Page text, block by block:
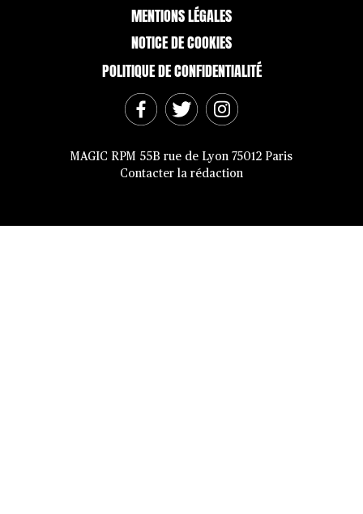
MENTIONS LÉGALES
NOTICE DE COOKIES
POLITIQUE DE CONFIDENTIALITÉ
MAGIC RPM 55B rue de Lyon 75012 Paris
Contacter la rédaction